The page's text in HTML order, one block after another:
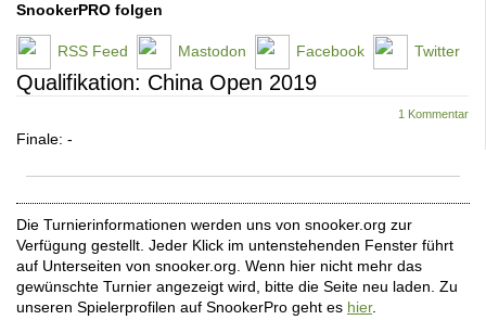
SnookerPRO folgen
RSS Feed Mastodon Facebook Twitter
Qualifikation: China Open 2019
1 Kommentar
Finale: -
Die Turnierinformationen werden uns von snooker.org zur
Verfügung gestellt. Jeder Klick im untenstehenden Fenster führt
auf Unterseiten von snooker.org. Wenn hier nicht mehr das
gewünschte Turnier angezeigt wird, bitte die Seite neu laden. Zu
unseren Spielerprofilen auf SnookerPro geht es hier.